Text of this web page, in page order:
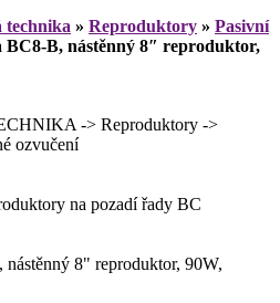
technika » Reproduktory » Pasivní
BC8-B, nástěnný 8″ reproduktor,
-> Reproduktory ->
ozvučení
na pozadí řady BC
nástěnný 8" reproduktor, 90W,